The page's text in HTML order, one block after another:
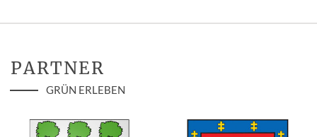
PARTNER
GRÜN ERLEBEN